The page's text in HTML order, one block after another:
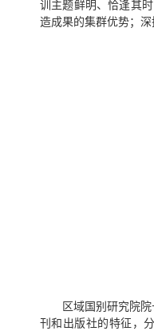
训主题鲜明、恰逢其
造成果的集群优势；
区域国别研究院
刊和出版社的特征，